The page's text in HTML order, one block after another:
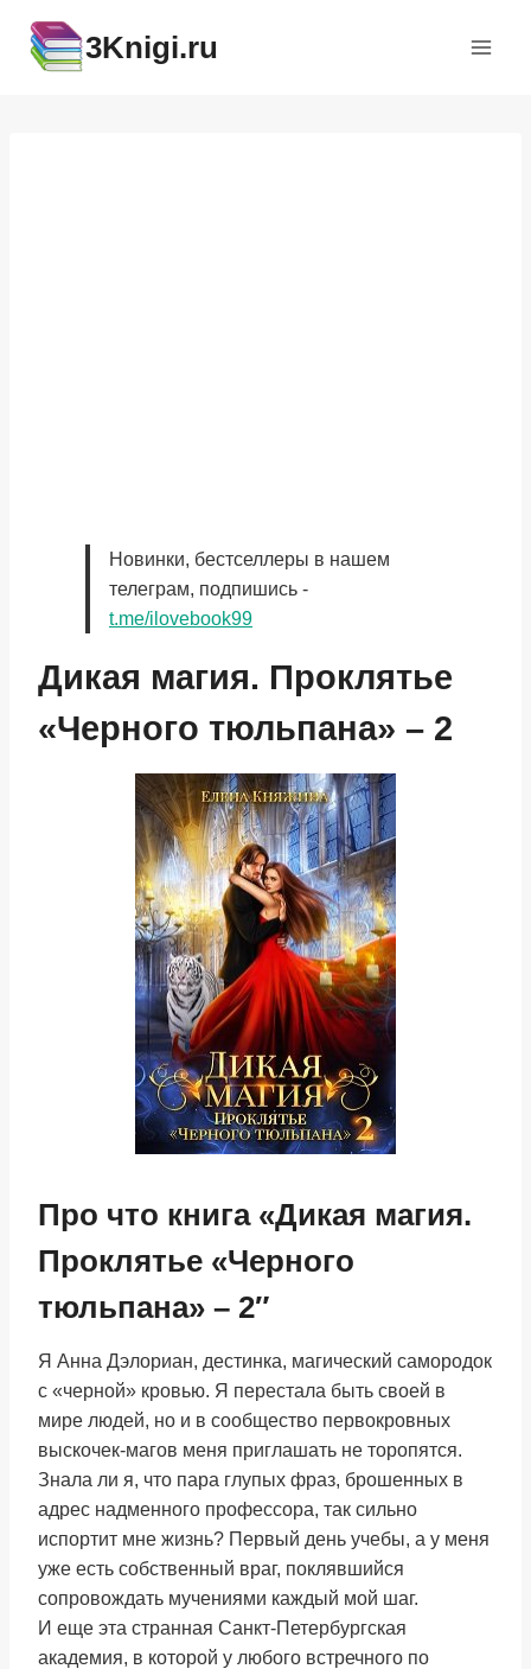
содержимому
3Knigi.ru
Новинки, бестселлеры в нашем
телеграм, подпишись -
t.me/ilovebook99
Дикая магия. Проклятье
«Черного тюльпана» – 2
Про что книга «Дикая магия.
Проклятье «Черного
тюльпана» – 2″
Я Анна Дэлориан, дестинка, магический самородок
с «черной» кровью. Я перестала быть своей в
мире людей, но и в сообщество первокровных
выскочек-магов меня приглашать не торопятся.
Знала ли я, что пара глупых фраз, брошенных в
адрес надменного профессора, так сильно
испортит мне жизнь? Первый день учебы, а у меня
уже есть собственный враг, поклявшийся
сопровождать мучениями каждый мой шаг.
И еще эта странная Санкт-Петербургская
академия, в которой у любого встречного по